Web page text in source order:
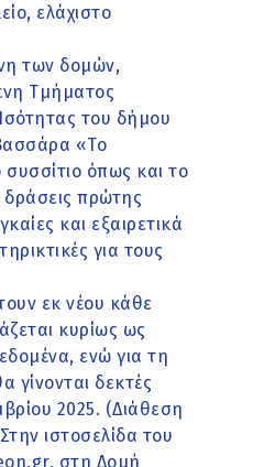
ελάχιστο
των δομών,
Τμήματος
του δήμου
«Το
όπως και το
δράσεις πρώτης
και εξαιρετικά
για τους
εκ νέου κάθε
κυρίως ως
ενώ για τη
γίνονται δεκτές
2025. (Διάθεση
ιστοσελίδα του
στη Δομή